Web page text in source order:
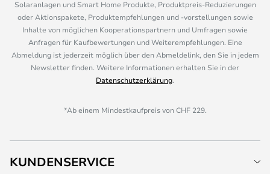
Solaranlagen und Smart Home Produkte, Produktpreis-Reduzierungen
oder Aktionspakete, Produktempfehlungen und -vorstellungen sowie
Inhalte von möglichen Kooperationspartnern und Umfragen sowie
Anfragen für Kaufbewertungen und Weiterempfehlungen. Eine
Abmeldung ist jederzeit möglich über den Abmeldelink, den Sie in jedem
Newsletter finden. Weitere Informationen erhalten Sie in der
Datenschutzerklärung.
*Ab einem Mindestkaufpreis von CHF 229.
KUNDENSERVICE